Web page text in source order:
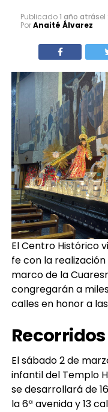
Publicado1 año atrásel
PorAnaité Álvarez
El Centro Histórico
fe con la
marco de la
congregarán a
calles en honor a
El sábado 2 de
infantil del Templo
se desarrollará de
la 6ª avenida y 13